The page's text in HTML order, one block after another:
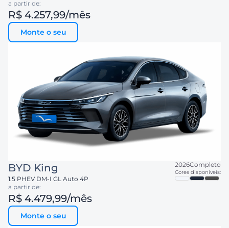
a partir de:
R$ 4.257,99/mês
Monte o seu
BYD King
1.5 PHEV DM-I GL Auto 4P
2026Completo
Cores disponíveis:
a partir de:
R$ 4.479,99/mês
Monte o seu